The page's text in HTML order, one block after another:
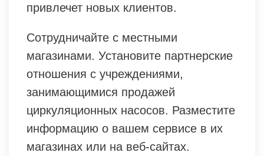
привлечет новых клиентов.
Сотрудничайте с местными
магазинами. Установите партнерские
отношения с учреждениями,
занимающимися продажей
циркуляционных насосов. Разместите
информацию о вашем сервисе в их
магазинах или на веб-сайтах.